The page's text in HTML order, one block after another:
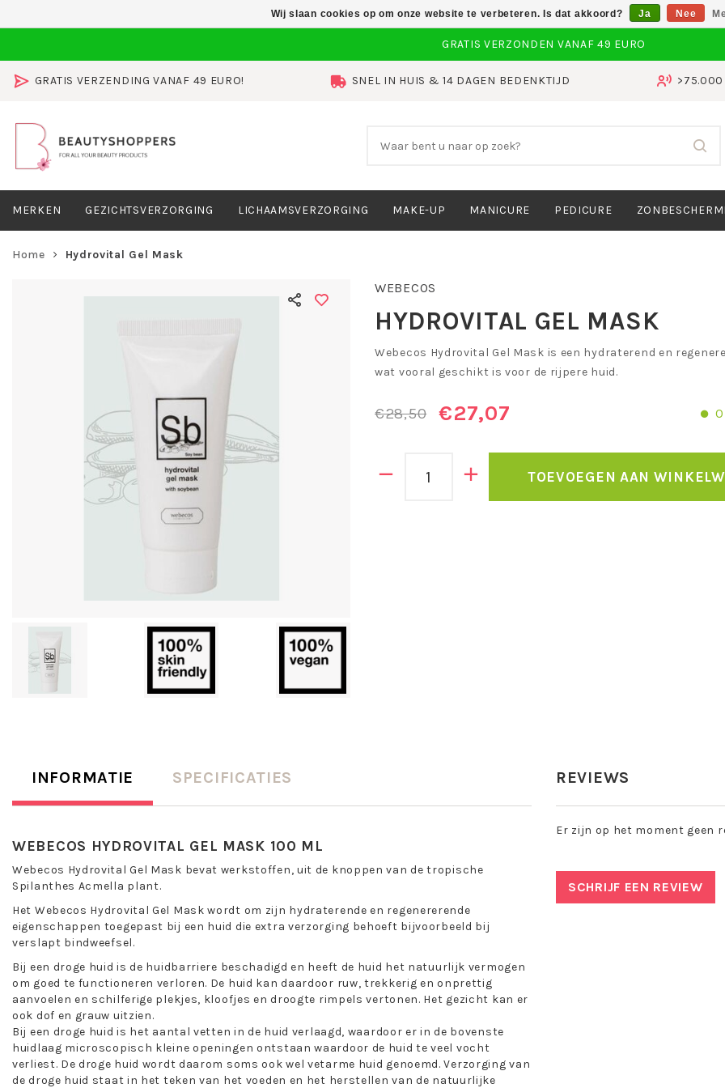
GRATIS VERZENDING VANAF 49 EURO! SNEL IN HUIS & 14 DAGEN BEDENKTIJD >75.000
MERKEN GEZICHTSVERZORGING LICHAAMSVERZORGING MAKE-UP MANICURE PEDICURE
Home Hydrovital Gel Mask
WEBECOS
HYDROVITAL GEL MASK
Webecos Hydrovital Gel Mask is een hydraterend en
wat vooral geschikt is voor de rijpere huid.
€28,50 €27,07
TOEVOEGEN AAN
INFORMATIE SPECIFICATIES
WEBECOS HYDROVITAL GEL MASK 100 ML
Webecos Hydrovital Gel Mask bevat werkstoffen, uit de knoppen van de tropische
Spilanthes Acmella plant.
Het Webecos Hydrovital Gel Mask wordt om zijn hydraterende en regenererende
eigenschappen toegepast bij een huid die extra verzorging behoeft bijvoorbeeld bij
verslapt bindweefsel.
Bij een droge huid is de huidbarriere beschadigd en heeft de huid het natuurlijk vermogen
om goed te functioneren verloren. De huid kan daardoor ruw, trekkerig en onprettig
aanvoelen en schilferige plekjes, kloofjes en droogte rimpels vertonen. Het gezicht kan er
ook dof en grauw uitzien.
Bij een droge huid is het aantal vetten in de huid verlaagd, waardoor er in de bovenste
huidlaag microscopisch kleine openingen ontstaan waardoor de huid te veel vocht
verliest. De droge huid wordt daarom soms ook wel vetarme huid genoemd. Verzorging van
de droge huid staat in het teken van het voeden en het herstellen van de natuurlijke
REVIEWS
Er zijn op het moment geen
SCHRIJF EEN REVIEW
Wij slaan cookies op om onze website te verbeteren. Is dat akkoord? Ja Nee